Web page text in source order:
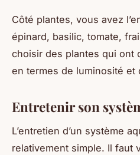
Côté plantes, vous avez
épinard, basilic, tomate,
choisir des plantes qui ont
en termes de luminosité et
Entretenir son
L’entretien d’un système
relativement simple. Il faut